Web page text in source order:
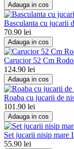
Adauga in cos
Basculanta cu jucarii
70.90 lei
Adauga in cos
Carucior 52 Cm
124.90 lei
Adauga in cos
Roaba cu jucarii de
101.90 lei
Adauga in cos
Set jucarii nisip mare
55.90 lei